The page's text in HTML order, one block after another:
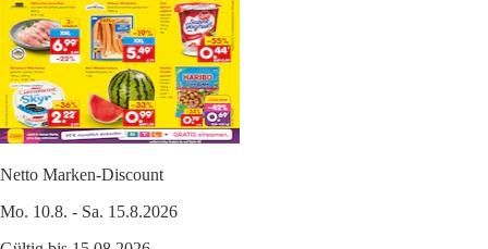
Netto Marken-Discount
Mo. 10.8. - Sa. 15.8.2026